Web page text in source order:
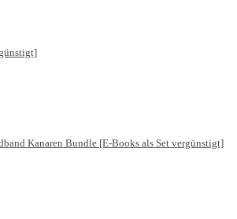
Kanaren Bundle [E-Books als Set vergünstigt]